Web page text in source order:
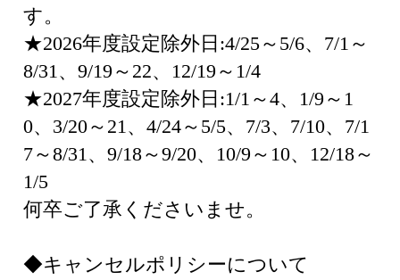
す。
★2026年度設定除外日:4/25～5/6、7/1～
8/31、9/19～22、12/19～1/4
★2027年度設定除外日:1/1～4、1/9～1
0、3/20～21、4/24～5/5、7/3、7/10、7/1
7～8/31、9/18～9/20、10/9～10、12/18～
1/5
何卒ご了承くださいませ。
◆キャンセルポリシーについて